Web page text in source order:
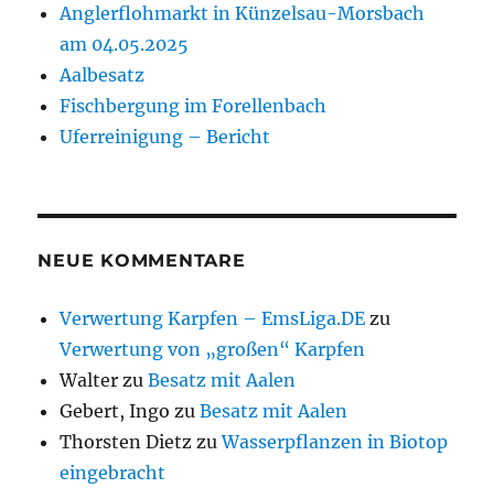
Anglerflohmarkt in Künzelsau-Morsbach
am 04.05.2025
Aalbesatz
Fischbergung im Forellenbach
Uferreinigung – Bericht
NEUE KOMMENTARE
Verwertung Karpfen – EmsLiga.DE zu
Verwertung von „großen“ Karpfen
Walter zuBesatz mit Aalen
Gebert, Ingo zuBesatz mit Aalen
Thorsten Dietz zuWasserpflanzen in Biotop
eingebracht